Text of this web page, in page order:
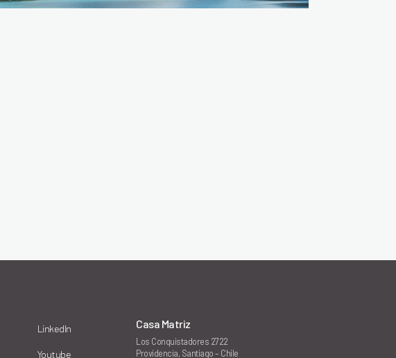
LinkedIn
Youtube
Casa Matriz
Los Conquistadores 2722
Providencia, Santiago – Chile